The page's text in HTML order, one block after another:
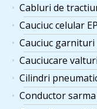
Cabluri de
Cauciuc celular
Cauciuc
Cauciucare
Cilindri
Conductor